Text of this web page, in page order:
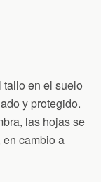
en el suelo
y protegido.
las hojas se
cambio a